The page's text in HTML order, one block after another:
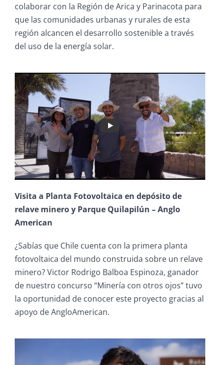
colaborar con la Región de Arica y Parinacota para
que las comunidades urbanas y rurales de esta
región alcancen el desarrollo sostenible a través
del uso de la energía solar.
Visita a Planta Fotovoltaica en depósito de
relave minero y Parque Quilapilún – Anglo
American
¿Sabías que Chile cuenta con la primera planta
fotovoltaica del mundo construida sobre un relave
minero? Victor Rodrigo Balboa Espinoza, ganador
de nuestro concurso “Minería con otros ojos” tuvo
la oportunidad de conocer este proyecto gracias al
apoyo de AngloAmerican.